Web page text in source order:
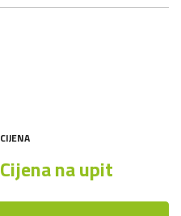
CIJENA
Cijena na upit